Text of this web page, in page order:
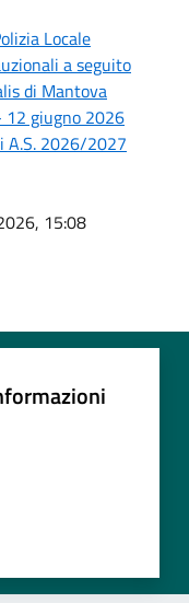
Locale
a seguito
di Mantova
12 giugno 2026
A.S. 2026/2027
15:08